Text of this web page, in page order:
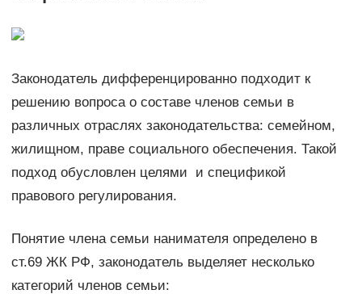
Законодатель дифференцированно подходит к
решению вопроса о составе членов семьи в
различных отраслях законодательства: семейном,
жилищном, праве социального обеспечения. Такой
подход обусловлен целями и спецификой
правового регулирования.
Понятие члена семьи нанимателя определено в
ст.69 ЖК РФ, законодатель выделяет несколько
категорий членов семьи: